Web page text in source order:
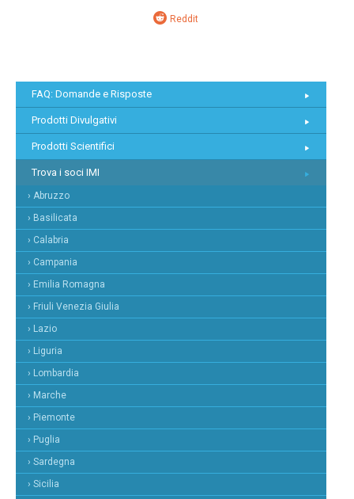
Reddit
FAQ: Domande e Risposte
Prodotti Divulgativi
Prodotti Scientifici
Trova i soci IMI
› Abruzzo
› Basilicata
› Calabria
› Campania
› Emilia Romagna
› Friuli Venezia Giulia
› Lazio
› Liguria
› Lombardia
› Marche
› Piemonte
› Puglia
› Sardegna
› Sicilia